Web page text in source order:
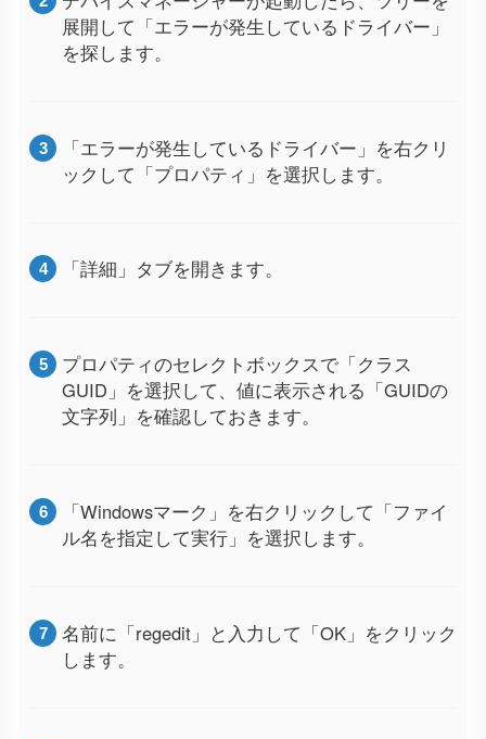
展開して「エラーが発生しているドライバー」
を探します。
「エラーが発生しているドライバー」を右クリ
ックして「プロパティ」を選択します。
「詳細」タブを開きます。
プロパティのセレクトボックスで「クラス
GUID」を選択して、値に表示される「GUIDの
文字列」を確認しておきます。
「Windowsマーク」を右クリックして「ファイ
ル名を指定して実行」を選択します。
名前に「regedit」と入力して「OK」をクリック
します。